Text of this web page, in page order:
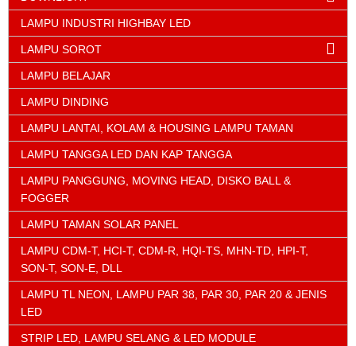
LAMPU INDUSTRI HIGHBAY LED
LAMPU SOROT
LAMPU BELAJAR
LAMPU DINDING
LAMPU LANTAI, KOLAM & HOUSING LAMPU TAMAN
LAMPU TANGGA LED DAN KAP TANGGA
LAMPU PANGGUNG, MOVING HEAD, DISKO BALL &
FOGGER
LAMPU TAMAN SOLAR PANEL
LAMPU CDM-T, HCI-T, CDM-R, HQI-TS, MHN-TD, HPI-T,
SON-T, SON-E, DLL
LAMPU TL NEON, LAMPU PAR 38, PAR 30, PAR 20 & JENIS
LED
STRIP LED, LAMPU SELANG & LED MODULE